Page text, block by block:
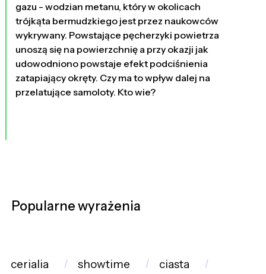
gazu - wodzian metanu, który w okolicach
trójkąta bermudzkiego jest przez naukowców
wykrywany. Powstające pęcherzyki powietrza
unoszą się na powierzchnię a przy okazji jak
udowodniono powstaje efekt podciśnienia
zatapiający okręty. Czy ma to wpływ dalej na
przelatujące samoloty. Kto wie?
Popularne wyrażenia
cerialia showtime
ciasta